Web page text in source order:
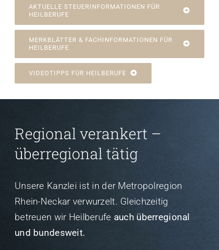
AKTUELLE STEUERINFORMATIONEN FÜR
HEILBERUFE
MERKBLÄTTER & FACHINFORMATIONEN FÜR
HEILBERUFE
VIDEOTIPPS FÜR HEILBERUFE
Regional verankert –
überregional tätig
Unsere Kanzlei ist in der Metropolregion
Rhein-Neckar verwurzelt. Gleichzeitig
betreuen wir Heilberufe auch überregional
und bundesweit.